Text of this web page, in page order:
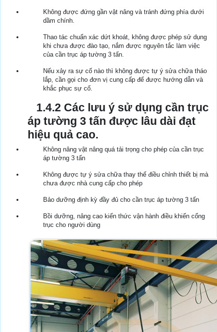
Không được đứng gần vật nâng và tránh đứng phía dưới
dầm chính.
Thao tác chuẩn xác dứt khoát, không được phép sử dụng
khi chưa được đào tạo, nắm được nguyên tắc làm việc
của cần trục áp tường 3 tấn.
Nếu xảy ra sự cố nào thì không được tự ý sửa chữa tháo
lắp, cần gọi cho đơn vị cung cấp để được hướng dẫn và
khắc phục sự cố.
1.4.2 Các lưu ý sử dụng cần trục
áp tường 3 tấn được lâu dài đạt
hiệu quả cao.
Không nâng vật nâng quá tải trọng cho phép của cần trục
áp tường 3 tấn
Không được tự ý sửa chữa thay thế điều chỉnh thiết bị mà
chưa được nhà cung cấp cho phép
Bảo dưỡng định kỳ đầy đủ cho cần trục áp tường 3 tấn
Bồi dưỡng, nâng cao kiến thức vận hành điều khiển cổng
trục cho người dùng